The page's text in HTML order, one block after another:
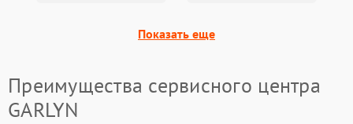
Показать еще
Преимущества сервисного центра
GARLYN